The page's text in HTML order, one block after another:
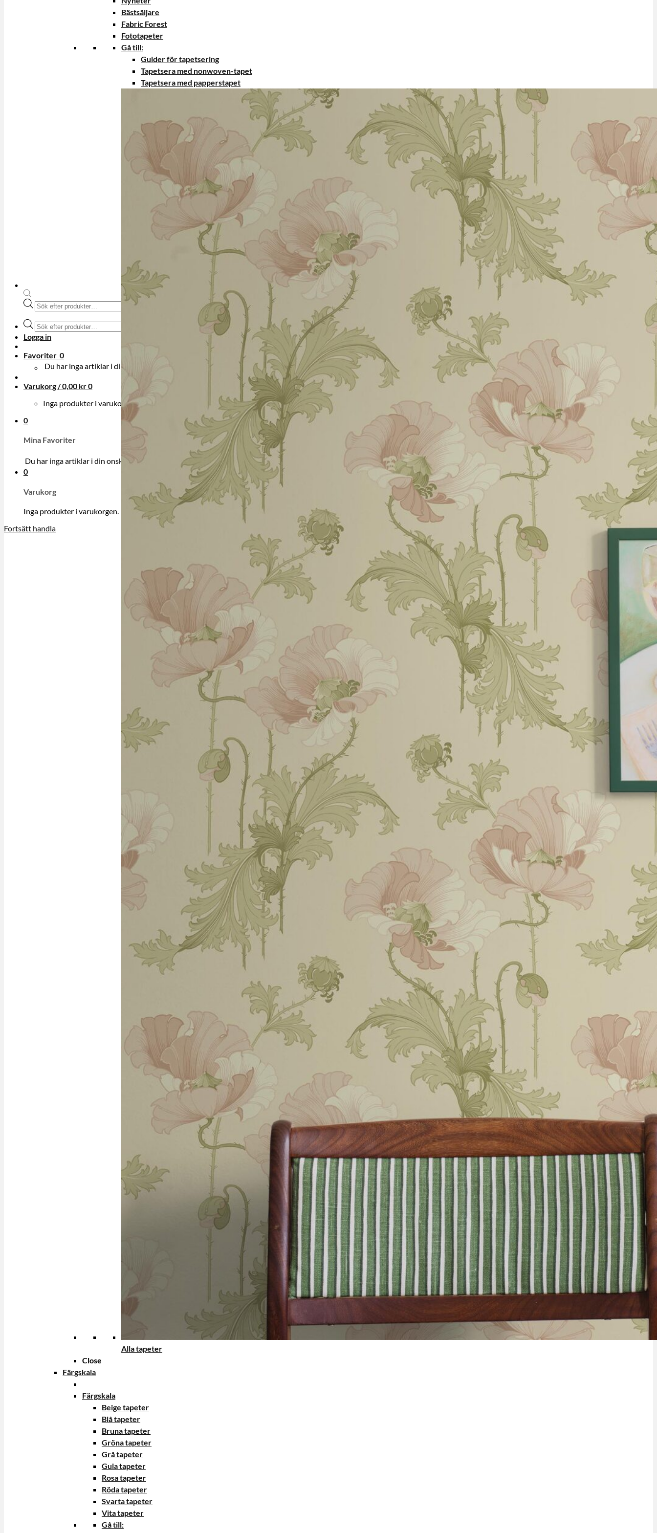
Produktsökning
Produktsökning
Logga in
Favoriter 0
Du har inga artiklar i din onskelista.
Varukorg /0,00 kr0
Inga produkter i varukorgen.
0
Mina Favoriter
Du har inga artiklar i din onskelista.
0
Varukorg
Inga produkter i varukorgen.
Fortsätt handla
Bästsäljare
Fabric Forest
Fototapeter
Gå till:
Guider för tapetsering
Tapetsera med nonwoven-tapet
Tapetsera med papperstapet
Alla tapeter
Close
Färgskala
Färgskala
Beige tapeter
Blå tapeter
Bruna tapeter
Gröna tapeter
Grå tapeter
Gula tapeter
Rosa tapeter
Röda tapeter
Svarta tapeter
Vita tapeter
Gå till: